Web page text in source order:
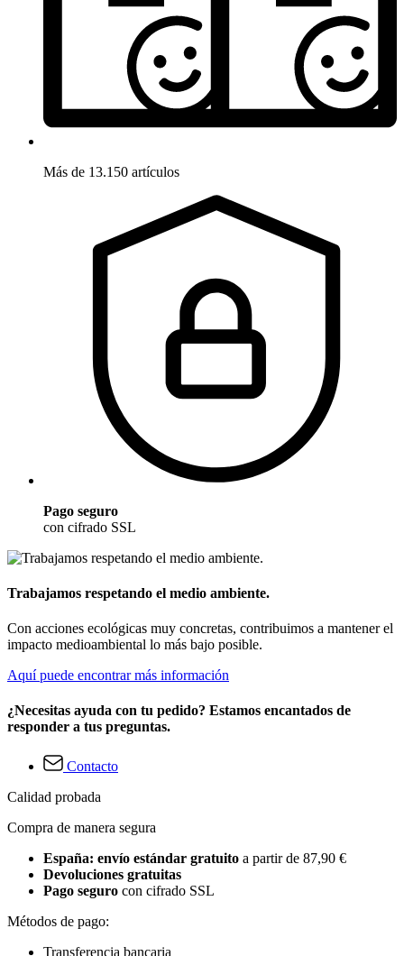
Más de 13.150 artículos
Pago seguro
con cifrado SSL
Trabajamos respetando el medio ambiente.
Con acciones ecológicas muy concretas, contribuimos a mantener el
impacto medioambiental lo más bajo posible.
Aquí puede encontrar más información
¿Necesitas ayuda con tu pedido? Estamos encantados de
responder a tus preguntas.
Contacto
Calidad probada
Compra de manera segura
España: envío estándar gratuito a partir de 87,90 €
Devoluciones gratuitas
Pago seguro con cifrado SSL
Métodos de pago:
Transferencia bancaria